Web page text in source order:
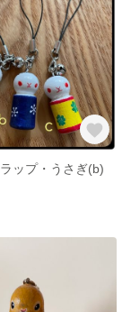
ップ・うさぎ(b)